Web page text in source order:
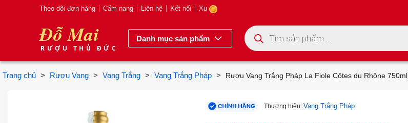
Theo dõi đơn hàng Cẩm nang Liên hệ Kết nối Xu
Đỗ Mai
RƯỢU THỦ ĐỨC
Danh mục sản phẩm
Trang chủ > Rượu Vang > Vang Trắng > Vang Trắng Pháp > Rượu Vang Trắng Pháp La Fiole Côtes du Rhône 750ml
Thương hiệu: Vang Trắng Pháp